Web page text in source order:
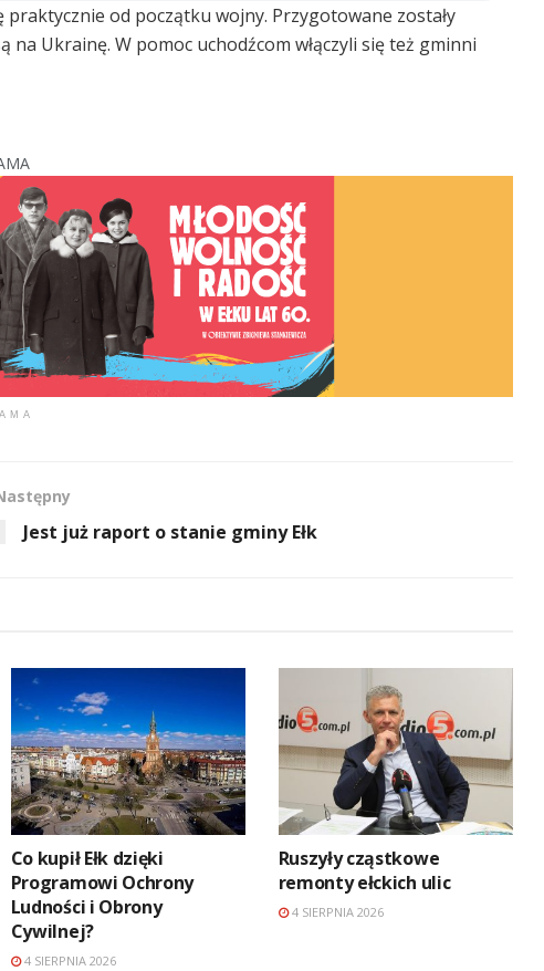
praktycznie od początku wojny. Przygotowane zostały
na Ukrainę. W pomoc uchodźcom włączyli się też gminni
Jest już raport o stanie gminy Ełk
Co kupił Ełk dzięki
Programowi Ochrony
Ludności i Obrony
Cywilnej?
4 SIERPNIA 2026
Ruszyły cząstkowe
remonty ełckich ulic
4 SIERPNIA 2026